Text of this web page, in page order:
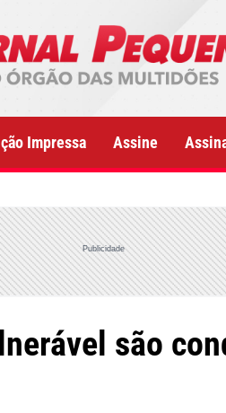
Impressa Assine
Publicidade
são